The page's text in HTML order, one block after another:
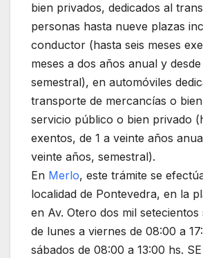
bien privados, dedicados al
personas hasta nueve plazas
conductor (hasta seis meses
meses a dos años anual y
semestral), en automóviles
transporte de mercancías o
servicio público o bien privado
exentos, de 1 a veinte años
veinte años, semestral).
En Merlo, este trámite se
localidad de Pontevedra, en la
en Av. Otero dos mil setecientos
de lunes a viernes de 08:00 a
sábados de 08:00 a 13:00 hs.